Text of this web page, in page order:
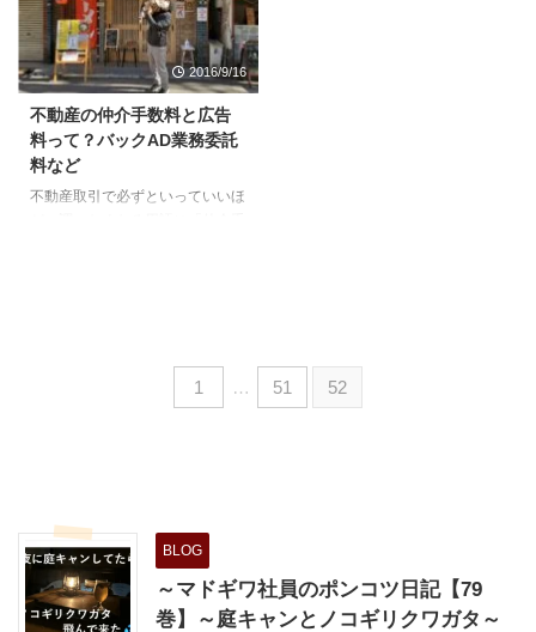
2016/9/16
不動産の仲介手数料と広告
料って？バックAD業務委託
料など
不動産取引で必ずといっていいほ
ですが、契約が成立した瞬間から
不動産業者は仲介手数料を請求で
きる権利が生まれます。 仲介手
です。↓ 家賃の1ヵ月分の2分の
1×1.10（税） この額は、貸主・
借主各々が支払う手数料の限 ...
1 … 51 52
BLOG
～マドギワ社員のポンコツ日記【79
巻】～庭キャンとノコギリクワガタ～